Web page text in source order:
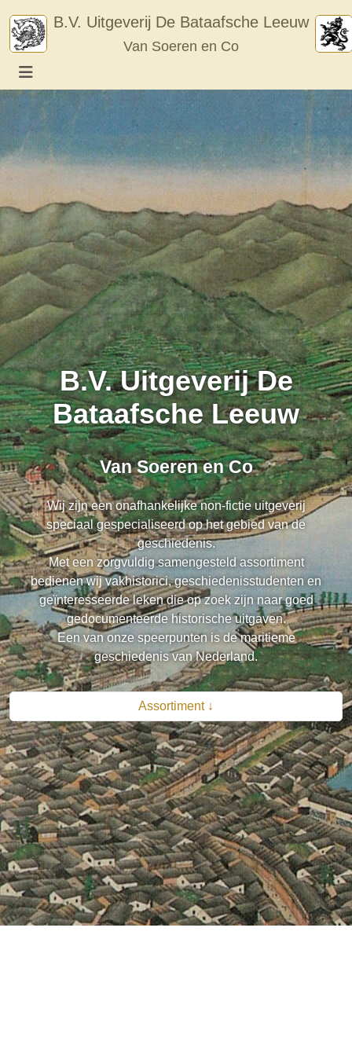
content
B.V. Uitgeverij De Bataafsche Leeuw
Van Soeren en Co
B.V. Uitgeverij De
Bataafsche Leeuw
Van Soeren en Co
Wij zijn een onafhankelijke non-fictie uitgeverij
speciaal gespecialiseerd op het gebied van de
geschiedenis.
Met een zorgvuldig samengesteld assortiment
bedienen wij vakhistorici, geschiedenisstudenten en
geïnteresseerde leken die op zoek zijn naar goed
gedocumenteerde historische uitgaven.
Een van onze speerpunten is de maritieme
geschiedenis van Nederland.
Assortiment ↓